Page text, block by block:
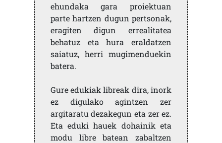
ehundaka gara proiektuan
parte hartzen dugun pertsonak,
eragiten digun errealitatea
behatuz eta hura eraldatzen
saiatuz, herri mugimenduekin
batera.
Gure edukiak libreak dira, inork
ez digulako agintzen zer
argitaratu dezakegun eta zer ez.
Eta eduki hauek dohainik eta
modu libre batean zabaltzen